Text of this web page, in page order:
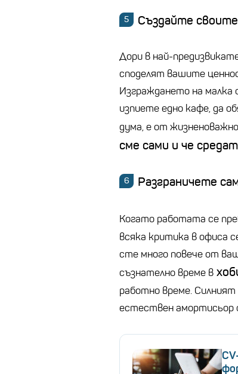
Създайте своите
Дори в най-
споделят вашите
Изграждането на
изпиете едно кафе, да
дума, е от жизненоважно
сме сами и че
Разграничете
Когато работата се
всяка критика в офиса
сте много повече от
съзнателно време в
работно време.
естествен